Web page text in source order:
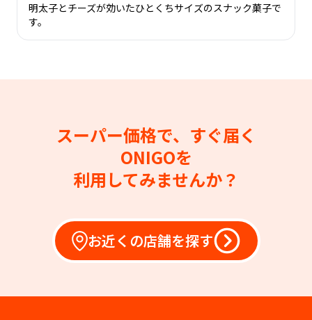
明太子とチーズが効いたひとくちサイズのスナック菓子で
す。
スーパー価格で、すぐ届く
ONIGOを
利用してみませんか？
お近くの店舗を探す